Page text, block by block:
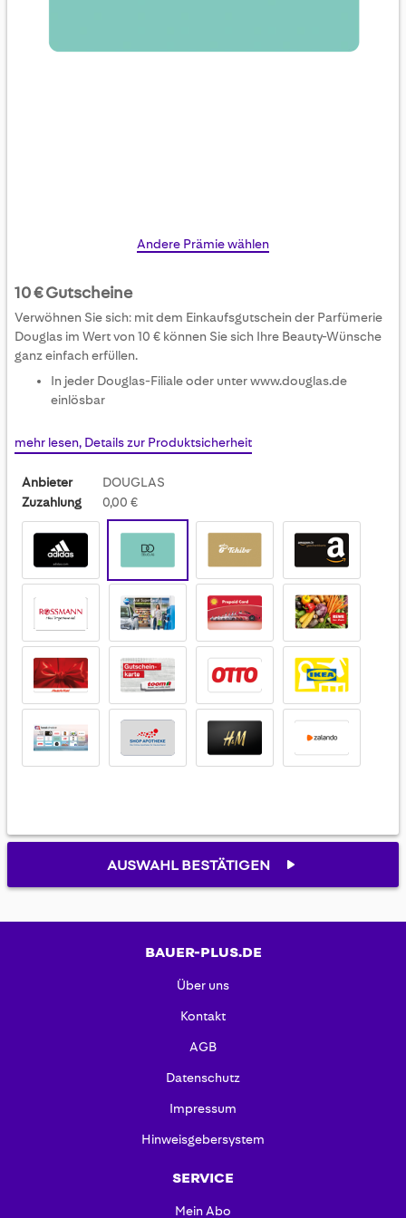
Skip
of
the
gallery
Andere Prämie wählen
10 € Gutscheine
Verwöhnen Sie sich: mit dem Einkaufsgutschein der Parfümerie
Douglas im Wert von 10 € können Sie sich Ihre Beauty-Wünsche
ganz einfach erfüllen.
In jeder Douglas-Filiale oder unter www.douglas.de
einlösbar
mehr lesen, Details zur Produktsicherheit
Anbieter
DOUGLAS
Zuzahlung
0,00 €
AUSWAHL BESTÄTIGEN
BAUER-PLUS.DE
Über uns
Kontakt
AGB
Datenschutz
Impressum
Hinweisgebersystem
SERVICE
Mein Abo